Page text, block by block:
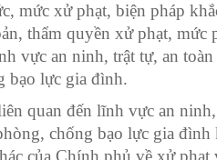
mức xử phạt, biện pháp
thẩm quyền xử phạt, mức
vực an ninh, trật tự, an
bạo lực gia đình.
quan đến lĩnh vực an
chống bạo lực gia